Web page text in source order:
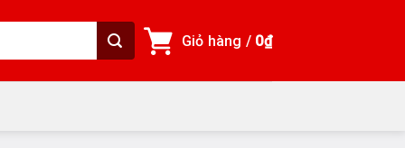
Giỏ hàng / 0₫